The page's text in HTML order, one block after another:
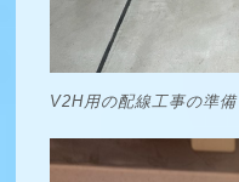
V2H用の配線工事の準備